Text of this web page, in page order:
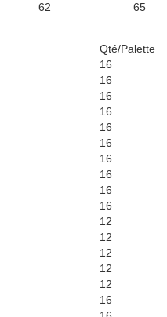
62 65
Qté/Palette
16
16
16
16
16
16
16
16
16
16
12
12
12
12
12
16